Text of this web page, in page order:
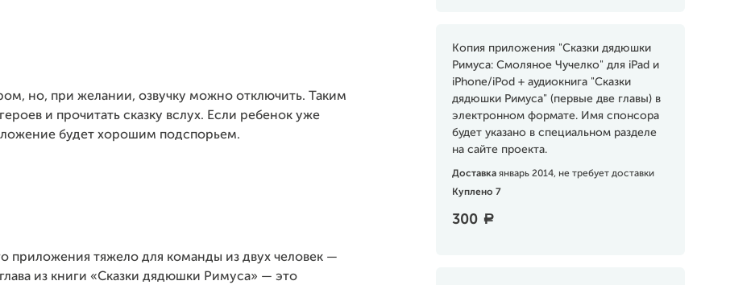
Копия приложения "Сказки дядюшки
Римуса: Смоляное Чучелко" для iPad и
iPhone/iPod + аудиокнига "Сказки
дядюшки Римуса" (первые две главы) в
электронном формате. Имя спонсора
будет указано в специальном разделе
на сайте проекта.
Доставка январь 2014, не требует доставки
Куплено 7
300 a
но, при желании, озвучку можно отключить. Таким
и прочитать сказку вслух. Если ребенок уже
будет хорошим подспорьем.
приложения тяжело для команды из двух человек —
из книги «Сказки дядюшки Римуса» — это